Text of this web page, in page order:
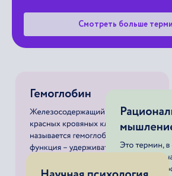
Смотреть больше